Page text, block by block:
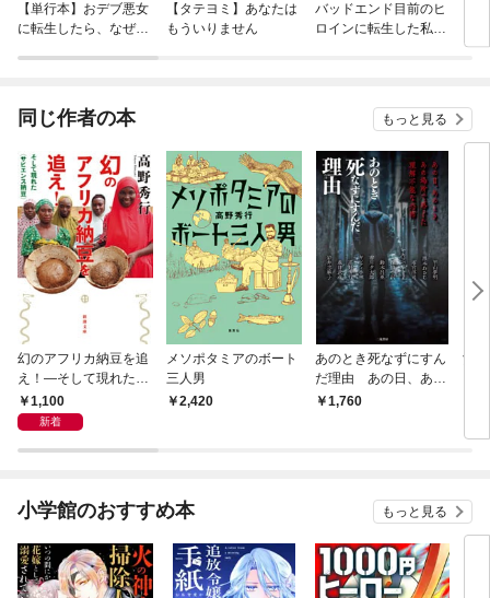
【単行本】おデブ悪女
に転生したら、なぜか
【タテヨミ】あなたは
もういりません
バッドエンド目前のヒ
ロインに転生した私、
同じ作者の本 もっと見る
幻のアフリカ納豆を追
え！—そして現れた
〈サピエンス納豆〉—
（新潮文庫）
1,100
新着
メソポタミアのボート
三人男
2,420
あのとき死なずにすん
だ理由 あの日、あの
とき、あの場所で感じ
1,760
酒
小学館のおすすめ本 もっと見る